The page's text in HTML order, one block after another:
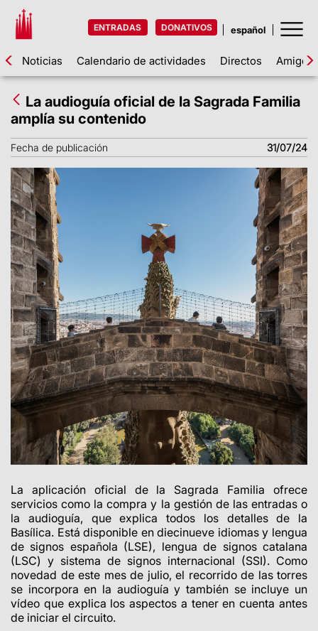
ENTRADAS DONATIVOS
Noticias Calendario de actividades Directos Amigos
La audioguía oficial de la Sagrada Familia
amplía su contenido
Fecha de publicación 31/07/24
La aplicación oficial de la Sagrada Familia ofrece
servicios como la compra y la gestión de las entradas o
la audioguía, que explica todos los detalles de la
Basílica. Está disponible en diecinueve idiomas y lengua
de signos española (LSE), lengua de signos catalana
(LSC) y sistema de signos internacional (SSI). Como
novedad de este mes de julio, el recorrido de las torres
se incorpora en la audioguía y también se incluye un
vídeo que explica los aspectos a tener en cuenta antes
de iniciar el circuito.